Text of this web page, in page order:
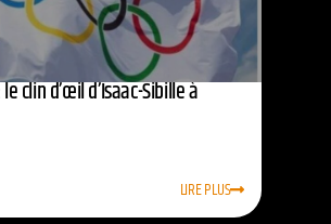
le clin d’œil d’Isaac-Sibille à
LIRE PLUS